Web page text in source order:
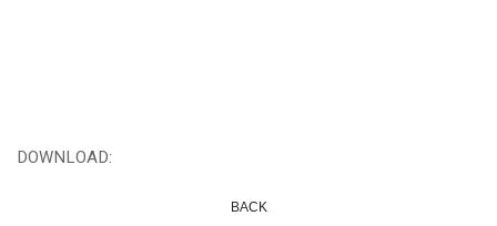
DOWNLOAD:
BACK